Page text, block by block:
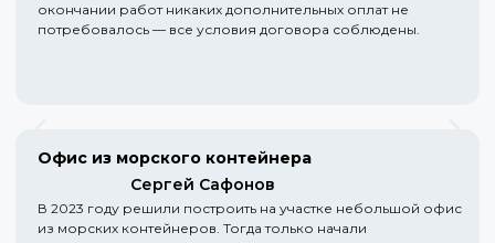
окончании работ никаких дополнительных оплат не
потребовалось — все условия договора соблюдены.
Офис из морского контейнера
Сергей Сафонов
В 2023 году решили построить на участке небольшой офис
из морских контейнеров. Тогда только начали